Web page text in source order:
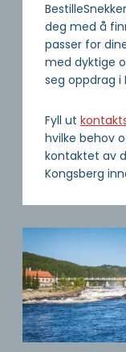
deg med å
passer for
med dyktige
seg oppdrag i
Fyll ut
hvilke behov
kontaktet av
Kongsberg